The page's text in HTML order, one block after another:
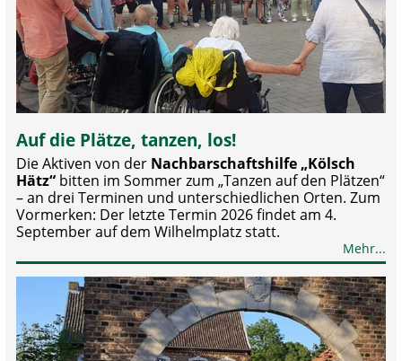
Auf die Plätze, tanzen, los!
Die Aktiven von der Nachbarschaftshilfe „Kölsch
Hätz“ bitten im Sommer zum „Tanzen auf den Plätzen“
– an drei Terminen und unterschiedlichen Orten. Zum
Vormerken: Der letzte Termin 2026 findet am 4.
September auf dem Wilhelmplatz statt.
Mehr...